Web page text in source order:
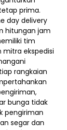
prima.
day delivery
hitungan jam
tim
mitra ekspedisi
rangkaian
bunga tidak
pengiriman
segar dan